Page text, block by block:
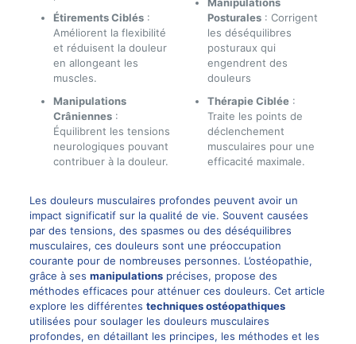
Étirements Ciblés:
Améliorent la flexibilité
et réduisent la douleur
en allongeant les
muscles.
Manipulations
Crâniennes:
Équilibrent les tensions
neurologiques pouvant
contribuer à la douleur.
Posturales : Corrigent
les déséquilibres
posturaux qui
engendrent des
douleurs
Thérapie Ciblée :
Traite les points de
déclenchement
musculaires pour une
efficacité maximale.
Les douleurs musculaires profondes peuvent avoir un
impact significatif sur la qualité de vie. Souvent causées
par des tensions, des spasmes ou des déséquilibres
musculaires, ces douleurs sont une préoccupation
courante pour de nombreuses personnes. L’ostéopathie,
grâce à ses manipulationsprécises, propose des
méthodes efficaces pour atténuer ces douleurs. Cet article
explore les différentes techniques ostéopathiques
utilisées pour soulager les douleurs musculaires
profondes, en détaillant les principes, les méthodes et les